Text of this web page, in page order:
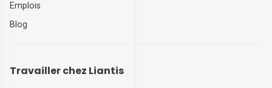
Emplois
Blog
Travailler chez Liantis